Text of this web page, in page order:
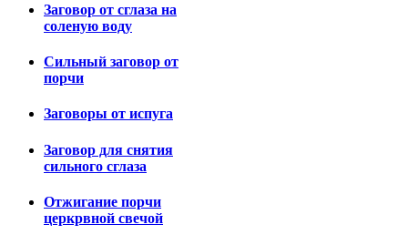
Заговор от сглаза на
соленую воду
Сильный заговор от
порчи
Заговоры от испуга
Заговор для снятия
сильного сглаза
Отжигание порчи
церкрвной свечой